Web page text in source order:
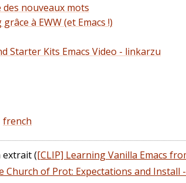
des nouveaux mots
à EWW (et Emacs !)
Starter Kits Emacs Video - linkarzu
french
extrait ([CLIP] Learning Vanilla Emacs
Church of Prot: Expectations and Install